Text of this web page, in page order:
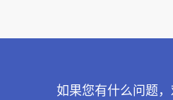
如果您有什么问题